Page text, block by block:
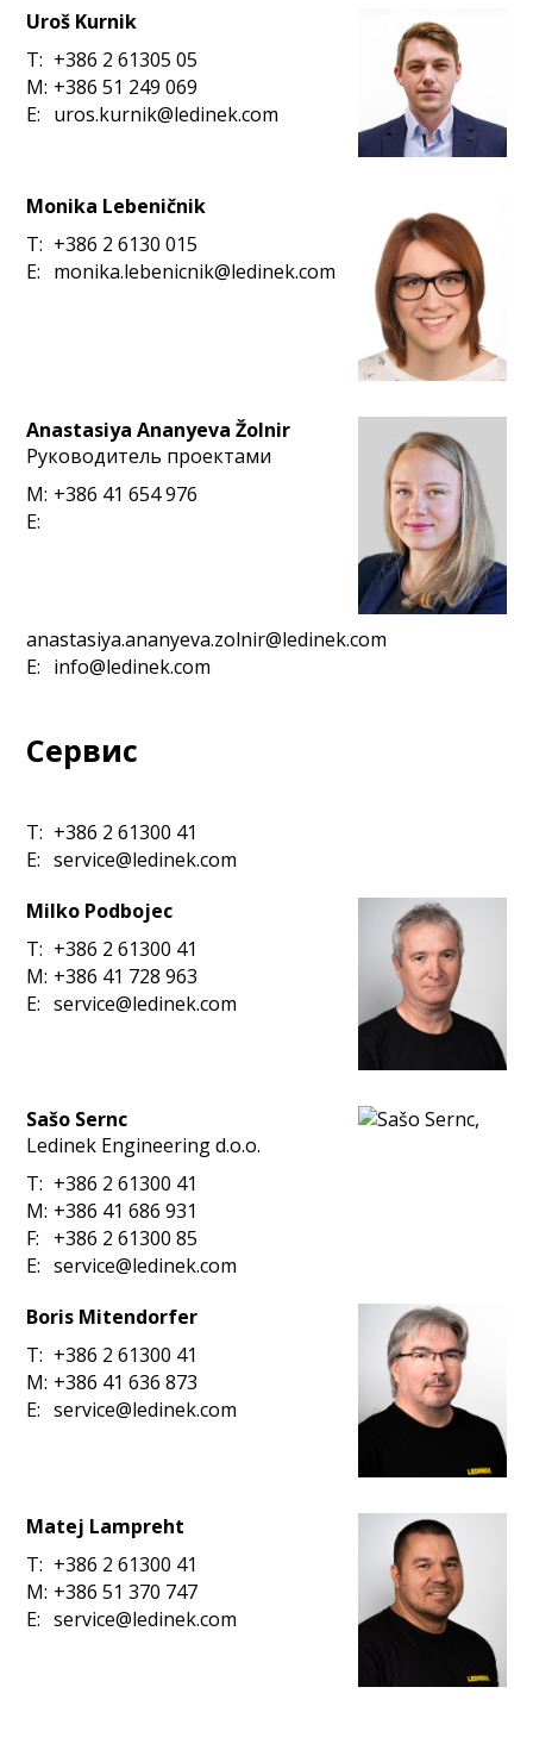
Uroš Kurnik
T: +386 2 61305 05
M: +386 51 249 069
E: uros.kurnik@ledinek.com
Monika Lebeničnik
T: +386 2 6130 015
E: monika.lebenicnik@ledinek.com
Anastasiya Ananyeva Žolnir
Руководитель проектами
M: +386 41 654 976
E:
anastasiya.ananyeva.zolnir@ledinek.com
E: info@ledinek.com
Сервис
T: +386 2 61300 41
E: service@ledinek.com
Milko Podbojec
T: +386 2 61300 41
M: +386 41 728 963
E: service@ledinek.com
Sašo Sernc
Ledinek Engineering d.o.o.
T: +386 2 61300 41
M: +386 41 686 931
F:
+386 2 61300 85
E: service@ledinek.com
Boris Mitendorfer
T: +386 2 61300 41
M: +386 41 636 873
E: service@ledinek.com
Matej Lampreht
T: +386 2 61300 41
M: +386 51 370 747
E: service@ledinek.com